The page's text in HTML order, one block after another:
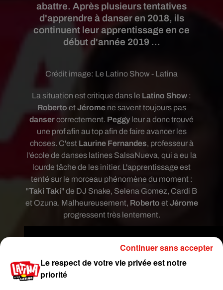
abattre. Après plusieurs tentatives
d'apprendre à danser en 2018, ils
continuent leur apprentissage en ce
début d'année 2019 ...
Crédit image: Le Latino Show - Latina
La situation est critique dans le Latino Show :
Roberto etJéromene savent toujours pas
dansercorrectement. Peggy leur a donc trouvé
une prof afin au top afin de faire avancer les
choses. C'est Laurine Fernandes, professeur à
l'école de danses latines SalsaNueva, qui a eu la
lourde tâche de les initier. L'apprentissage est
tenté sur le morceau phénomène du moment :
"Taki Taki" de DJ Snake, Selena Gomez, Cardi B
et Ozuna. Malheureusement, Roberto etJérome
progressent très lentement.
Le respect de votre vie privée est notre
priorité
Continuer sans accepter